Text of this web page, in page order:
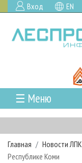
Вход EN
☰ Меню
ГЛАВНАЯ
РУБРИКИ И ТЕМЫ
РУБРИКИ ЖУРНАЛА
НОВОСТИ
Главная Новости ЛПК
Республике Коми